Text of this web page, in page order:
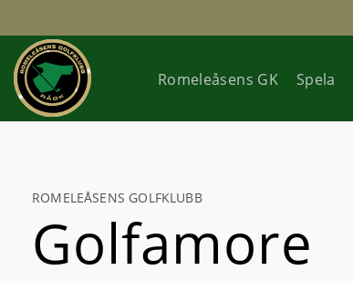
Romeleåsens GK Spela
ROMELEÅSENS GOLFKLUBB
Golfamore